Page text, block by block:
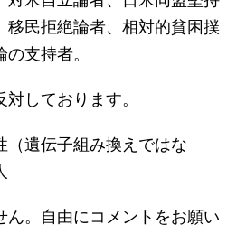
移民拒絶論者、相対的貧困撲
支持者。
しております。
（遺伝子組み換えではな
ん。自由にコメントをお願い